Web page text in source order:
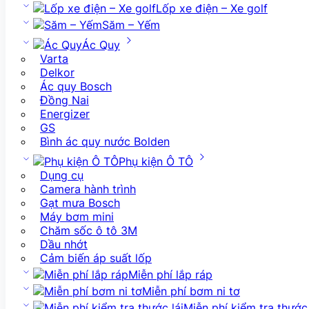
Lốp xe điện – Xe golf
Săm – Yếm
Ác Quy
Varta
Delkor
Ác quy Bosch
Đồng Nai
Energizer
GS
Bình ác quy nước Bolden
Phụ kiện Ô TÔ
Dụng cụ
Camera hành trình
Gạt mưa Bosch
Máy bơm mini
Chăm sốc ô tô 3M
Dầu nhớt
Cảm biến áp suất lốp
Miễn phí lắp ráp
Miễn phí bơm ni tơ